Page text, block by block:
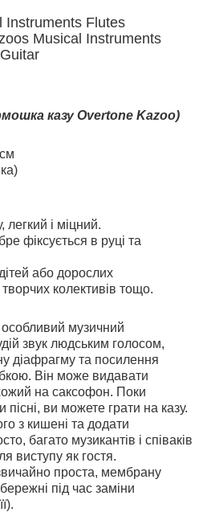
Instruments Flutes
Musical Instruments
казу Overtone Kazoo)
легкий і міцний.
фіксується в руці та
або дорослих
колективів тощо.
музичний
звук людським голосом,
діафрагму та посилення
Він може видавати
на саксофон. Поки
ви можете грати на казу.
з кишені та додати
багато музикантів і співаків
виступу як гостя.
проста, мембрану
під час заміни